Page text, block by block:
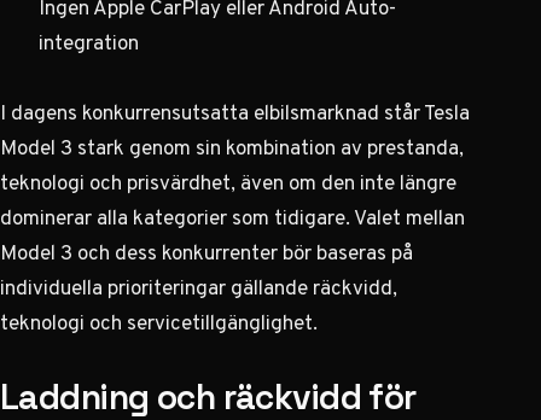
Ingen Apple CarPlay eller Android Auto-
integration
I dagens konkurrensutsatta elbilsmarknad står Tesla
Model 3 stark genom sin kombination av prestanda,
teknologi och prisvärdhet, även om den inte längre
dominerar alla kategorier som tidigare. Valet mellan
Model 3 och dess konkurrenter bör baseras på
individuella prioriteringar gällande räckvidd,
teknologi och servicetillgänglighet.
Laddning och räckvidd för